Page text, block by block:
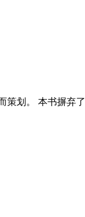
划。 本书摒